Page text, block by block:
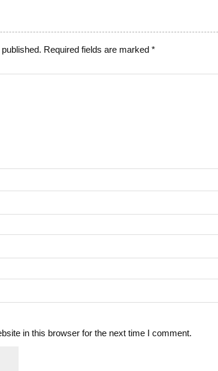
Required fields are marked*
in this browser for the next time I comment.